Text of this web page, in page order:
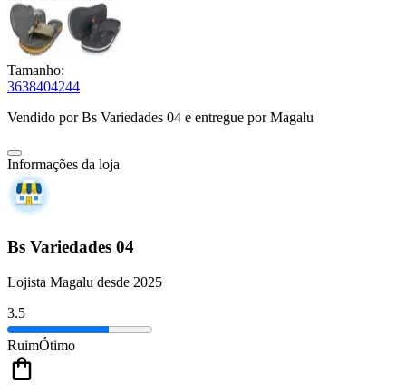
Tamanho:
3638404244
Vendido porBs Variedades 04 e entregue por Magalu
Informações da loja
Bs Variedades 04
Lojista Magalu desde 2025
3.5
RuimÓtimo